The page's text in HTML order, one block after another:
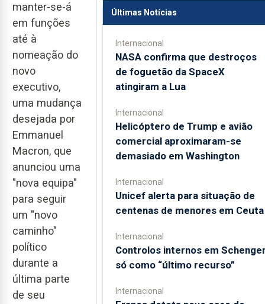
manter-se-á
em funções
até à
nomeação do
novo
executivo,
uma mudança
desejada por
Emmanuel
Macron, que
anunciou uma
"nova equipa"
para seguir
um "novo
caminho"
político
durante a
última parte
de seu
Últimas Notícias
Internacional
NASA confirma que destroços
de foguetão da SpaceX
atingiram a Lua
Internacional
Helicóptero de Trump e avião
comercial aproximaram-se
demasiado em Washington
Internacional
Unicef alerta para situação de
centenas de menores em Ceuta
Internacional
Controlos internos em
só como “último recurso”
Internacional